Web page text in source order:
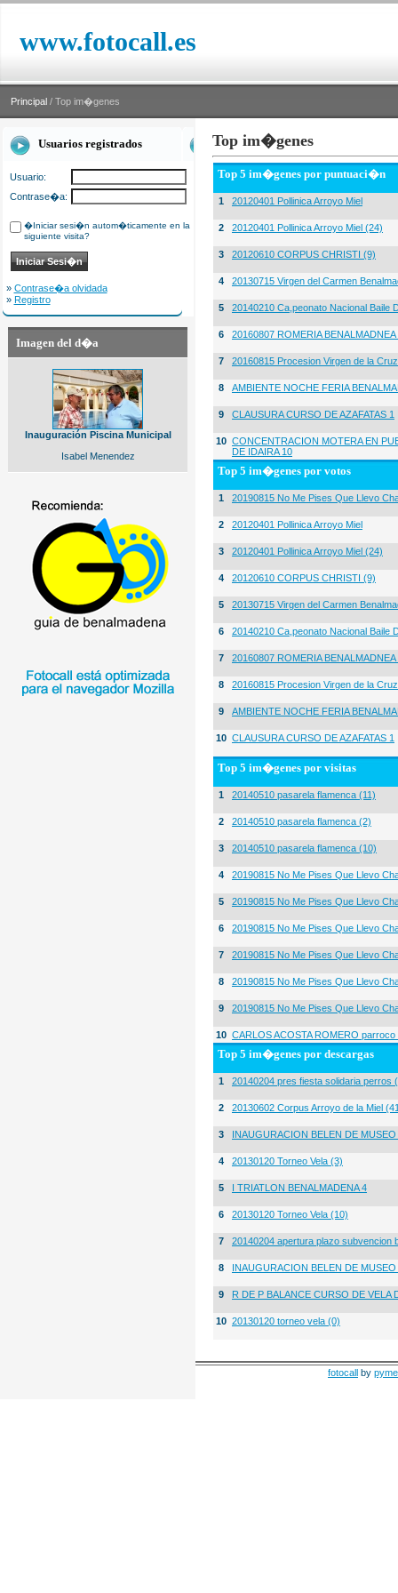
www.fotocall.es
Principal / Top im�genes
Usuarios registrados
Usuario:
Contrase�a:
�Iniciar sesi�n autom�ticamente en la
siguiente visita?
» Contrase�a olvidada
» Registro
Imagen del d�a
Inauguración Piscina Municipal
Isabel Menendez
Top im�genes
Top 5 im�genes por puntuaci�n
1 20120401 Pollinica Arroyo Miel
2 20120401 Pollinica Arroyo Miel (24)
3 20120610 CORPUS CHRISTI (9)
4 20130715 Virgen del Carmen
5 20140210 Ca,peonato Nacional Baile
6 20160807 ROMERIA
7 20160815 Procesion Virgen de la
8 AMBIENTE NOCHE FERIA
9 CLAUSURA CURSO DE AZAFATAS 1
10 CONCENTRACION MOTERA EN
DE IDAIRA 10
Top 5 im�genes por votos
1 20190815 No Me Pises Que Llevo
2 20120401 Pollinica Arroyo Miel
3 20120401 Pollinica Arroyo Miel (24)
4 20120610 CORPUS CHRISTI (9)
5 20130715 Virgen del Carmen
6 20140210 Ca,peonato Nacional Baile
7 20160807 ROMERIA
8 20160815 Procesion Virgen de la
9 AMBIENTE NOCHE FERIA
10 CLAUSURA CURSO DE AZAFATAS 1
Top 5 im�genes por visitas
1 20140510 pasarela flamenca (11)
2 20140510 pasarela flamenca (2)
3 20140510 pasarela flamenca (10)
4 20190815 No Me Pises Que Llevo
5 20190815 No Me Pises Que Llevo
6 20190815 No Me Pises Que Llevo
7 20190815 No Me Pises Que Llevo
8 20190815 No Me Pises Que Llevo
9 20190815 No Me Pises Que Llevo
10 CARLOS ACOSTA ROMERO
Top 5 im�genes por descargas
1 20140204 pres fiesta solidaria perros
2 20130602 Corpus Arroyo de la Miel
3 INAUGURACION BELEN DE
4 20130120 Torneo Vela (3)
5 I TRIATLON BENALMADENA 4
6 20130120 Torneo Vela (10)
7 20140204 apertura plazo subvencion
8 INAUGURACION BELEN DE
9 R DE P BALANCE CURSO DE VELA
10 20130120 torneo vela (0)
fotocall by